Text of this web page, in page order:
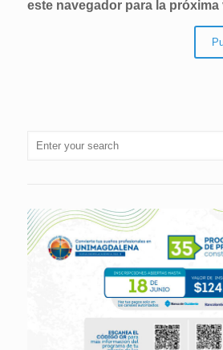
este navegador para la próxima